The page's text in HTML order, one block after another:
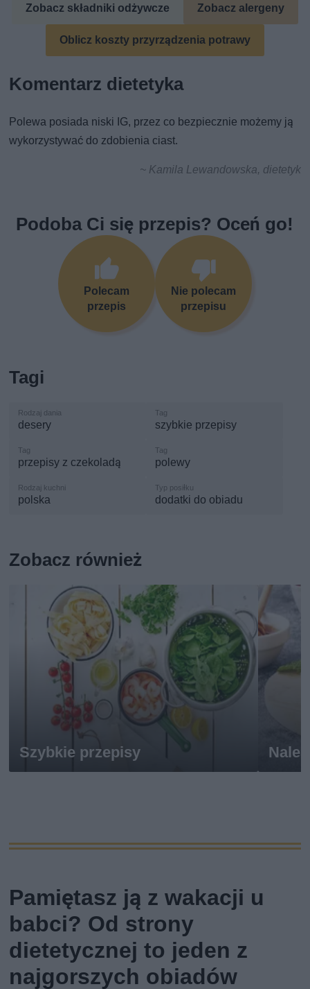
Zobacz składniki odżywcze Zobacz alergeny
Oblicz koszty przyrządzenia potrawy
Komentarz dietetyka
Polewa posiada niski IG, przez co bezpiecznie możemy ją
wykorzystywać do zdobienia ciast.
~ Kamila Lewandowska, dietetyk
Podoba Ci się przepis? Oceń go!
Polecam
przepis
Nie polecam
przepisu
Tagi
desery szybkie przepisy
przepisy z czekoladą polewy
polska dodatki do obiadu
Zobacz również
Szybkie przepisy
Pamiętasz ją z wakacji u
babci? Od strony
dietetycznej to jeden z
najgorszych obiadów